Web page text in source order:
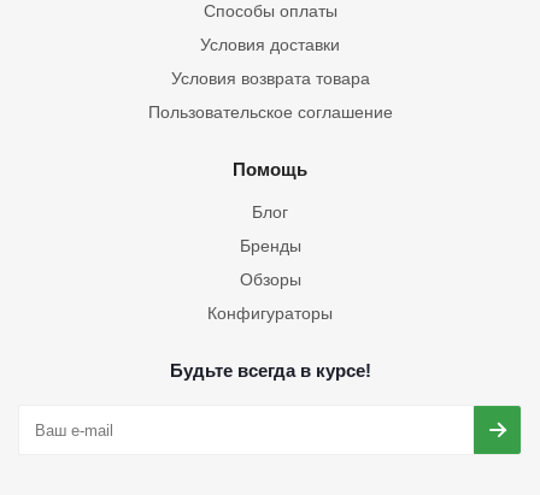
Способы оплаты
Условия доставки
Условия возврата товара
Пользовательское соглашение
Помощь
Блог
Бренды
Обзоры
Конфигураторы
Будьте всегда в курсе!